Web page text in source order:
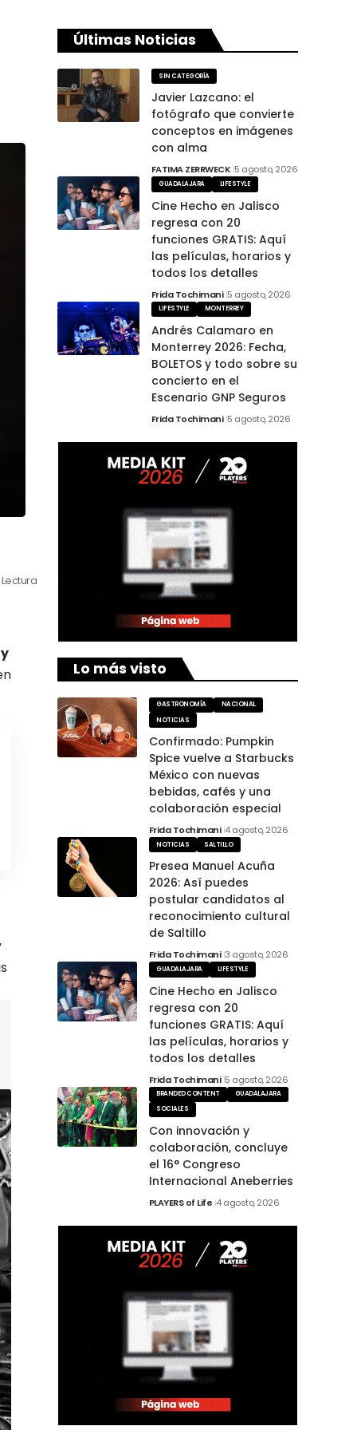
Lectura
Últimas Noticias
SIN CATEGORÍA
Javier Lazcano: el
fotógrafo que convierte
conceptos en imágenes
con alma
FATIMA ZERRWECK 5 agosto, 2026
GUADALAJARA LIFESTYLE
Cine Hecho en Jalisco
regresa con 20
funciones GRATIS: Aquí
las películas, horarios y
todos los detalles
Frida Tochimani 5 agosto, 2026
LIFESTYLE MONTERREY
Andrés Calamaro en
Monterrey 2026: Fecha,
BOLETOS y todo sobre su
concierto en el
Escenario GNP Seguros
Frida Tochimani 5 agosto, 2026
Lo más visto
GASTRONOMÍA
NACIONAL
NOTICIAS
Confirmado: Pumpkin
Spice vuelve a Starbucks
México con nuevas
bebidas, cafés y una
colaboración especial
Frida Tochimani 4 agosto, 2026
NOTICIAS SALTILLO
Presea Manuel Acuña
2026: Así puedes
postular candidatos al
reconocimiento cultural
de Saltillo
Frida Tochimani 3 agosto, 2026
GUADALAJARA LIFESTYLE
Cine Hecho en Jalisco
regresa con 20
funciones GRATIS: Aquí
las películas, horarios y
todos los detalles
Frida Tochimani 5 agosto, 2026
BRANDED CONTENT
GUADALAJARA
SOCIALES
Con innovación y
colaboración, concluye
el 16° Congreso
Internacional Aneberries
PLAYERS of Life 4 agosto, 2026